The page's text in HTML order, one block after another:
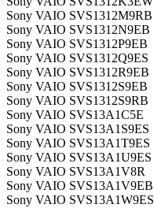
Sony VAIO SVS1312M9RB
Sony VAIO SVS1312N9EB
Sony VAIO SVS1312P9EB
Sony VAIO SVS1312Q9ES
Sony VAIO SVS1312R9EB
Sony VAIO SVS1312S9EB
Sony VAIO SVS1312S9RB
Sony VAIO SVS13A1C5E
Sony VAIO SVS13A1S9ES
Sony VAIO SVS13A1T9ES
Sony VAIO SVS13A1U9ES
Sony VAIO SVS13A1V8R
Sony VAIO SVS13A1V9EB
Sony VAIO SVS13A1W9ES